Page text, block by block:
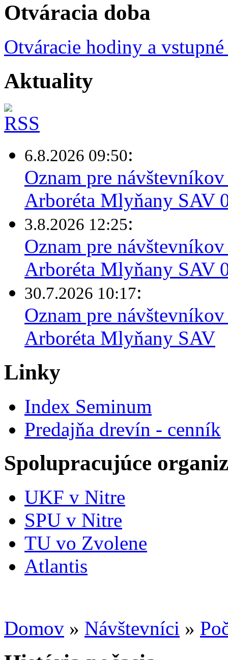
Otváracia doba
Otváracie hodiny a
Aktuality
6.8.2026 09:50:
Oznam pre
Arboréta Mlyňany SAV
3.8.2026 12:25:
Oznam pre
Arboréta Mlyňany SAV
30.7.2026 10:17:
Oznam pre
Arboréta Mlyňany SAV
Linky
Index Seminum
Predajňa drevín - cenník
Spolupracujúce
UKF v Nitre
SPU v Nitre
TU vo Zvolene
Atlantis
Domov » Návštevníci »